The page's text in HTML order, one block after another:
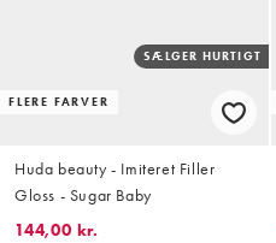
FLERE FARVER
SÆLGER HURTIGT
Huda beauty - Imiteret Filler
Gloss - Sugar Baby
144,00 kr.